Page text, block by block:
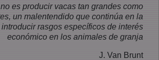
es producir vacas tan grandes como
un malentendido que continúa en la
rasgos específicos de interés
económico en los animales de granja
J. Van Brunt